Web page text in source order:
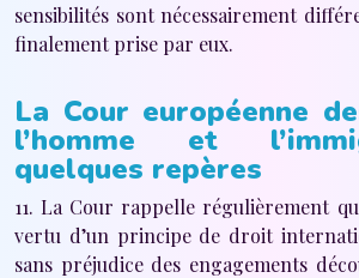
sensibilités sont nécessairement
finalement prise par eux.
La Cour européenne
l’homme et
quelques repères
11. La Cour rappelle régulièrement
vertu d’un principe de droit
sans préjudice des engagements